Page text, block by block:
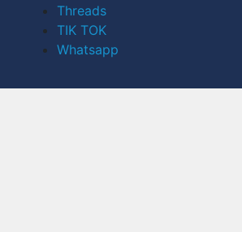
Threads
TIK TOK
Whatsapp